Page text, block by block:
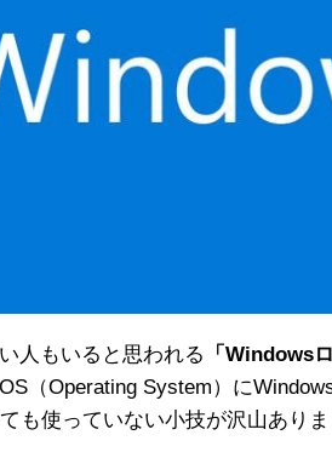
人もいると思われる 「Windows
（Operating System）に
も使っていない小技が沢山ありま